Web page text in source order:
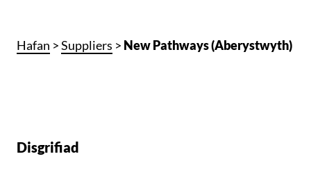
Hafan >Suppliers > New Pathways (Aberystwyth)
Disgrifiad